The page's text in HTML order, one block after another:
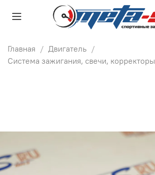
Главная
Двигатель
Система зажигания, свечи, корректоры